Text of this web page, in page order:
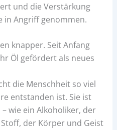
und die Verstärkung
in Angriff genommen.
knapper. Seit Anfang
Öl gefördert als neues
die Menschheit so viel
entstanden ist. Sie ist
wie ein Alkoholiker, der
der Körper und Geist